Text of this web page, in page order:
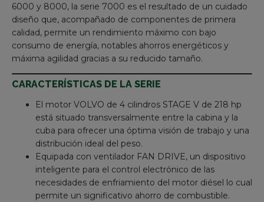
6000 y 8000, la serie 7000 es el resultado de un cuidado
diseño que, acompañado de componentes de primera
calidad, permite un rendimiento máximo con bajo
consumo de energía, notables ahorros energéticos y
máxima agilidad gracias a su reducido tamaño.
CARACTERÍSTICAS DE LA SERIE
El motor VOLVO de 4 cilindros STAGE V de 218 hp
está situado transversalmente entre la cabina y la
cuba para ofrecer una óptima visión de trabajo y una
distribución ideal del peso.
Equipada con ventilador FAN DRIVE, un dispositivo
inteligente para el control electrónico de las
necesidades de enfriamiento del motor diésel lo cual
permite un significativo ahorro de combustible.